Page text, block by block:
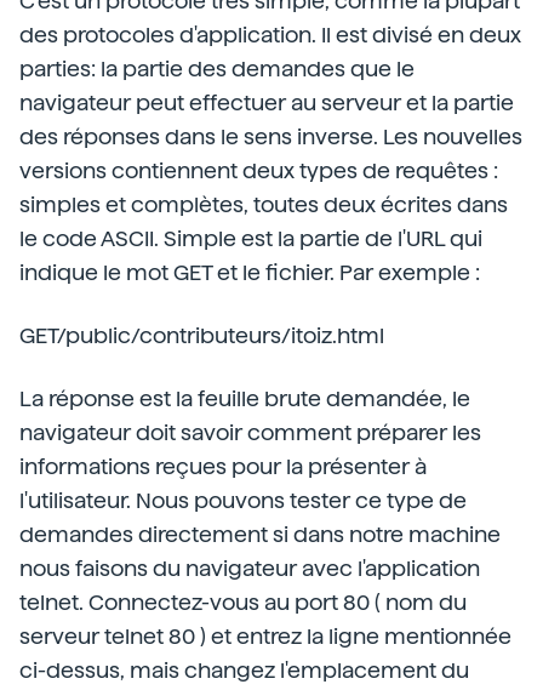
des protocoles d'application. Il est divisé en deux
parties: la partie des demandes que le
navigateur peut effectuer au serveur et la partie
des réponses dans le sens inverse. Les nouvelles
versions contiennent deux types de requêtes :
simples et complètes, toutes deux écrites dans
le code ASCII. Simple est la partie de l'URL qui
indique le mot GET et le fichier. Par exemple :
GET/public/contributeurs/itoiz.html
La réponse est la feuille brute demandée, le
navigateur doit savoir comment préparer les
informations reçues pour la présenter à
l'utilisateur. Nous pouvons tester ce type de
demandes directement si dans notre machine
nous faisons du navigateur avec l'application
telnet. Connectez-vous au port 80 ( nom du
serveur telnet 80 ) et entrez la ligne mentionnée
ci-dessus, mais changez l'emplacement du